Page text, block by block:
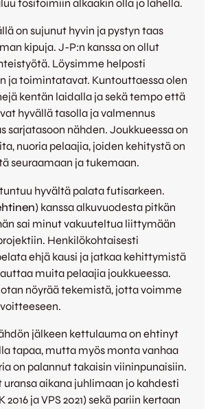
tositoimiin alkaakin olla jo lähellä.
on sujunut hyvin ja pystyn taas
kipuja. J-P:n kanssa on ollut
Löysimme helposti
ja toimintatavat. Kuntouttaessa olen
kentän laidalla ja sekä tempo että
hyvällä tasolla ja valmennus
sarjatasoon nähden. Joukkueessa on
nuoria pelaajia, joiden kehitystä on
seuraamaan ja tukemaan.
hyvältä palata futisarkeen.
) kanssa alkuvuodesta pitkän
sai minut vakuuteltua liittymään
Henkilökohtaisesti
ehjä kausi ja jatkaa kehittymistä
muita pelaajia joukkueessa.
nöyrää tekemistä, jotta voimme
jälkeen kettulauma on ehtinyt
tapaa, mutta myös monta vanhaa
on palannut takaisin viininpunaisiin.
uransa aikana juhlimaan jo kahdesti
ja VPS 2021) sekä pariin kertaan